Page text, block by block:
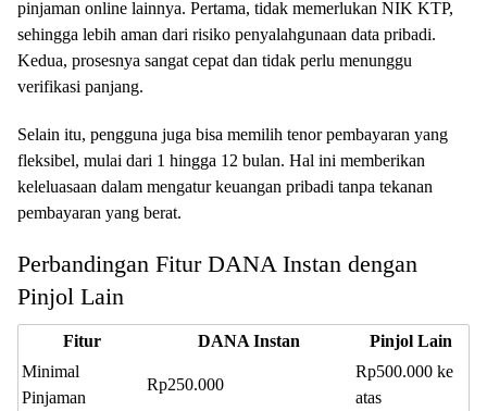
pinjaman online lainnya. Pertama, tidak memerlukan NIK KTP,
sehingga lebih aman dari risiko penyalahgunaan data pribadi.
Kedua, prosesnya sangat cepat dan tidak perlu menunggu
verifikasi panjang.
Selain itu, pengguna juga bisa memilih tenor pembayaran yang
fleksibel, mulai dari 1 hingga 12 bulan. Hal ini memberikan
keleluasaan dalam mengatur keuangan pribadi tanpa tekanan
pembayaran yang berat.
Perbandingan Fitur DANA Instan dengan
Pinjol Lain
Fitur DANA Instan
Pinjol Lain
Minimal
Pinjaman
Rp250.000
Rp500.000 ke
atas